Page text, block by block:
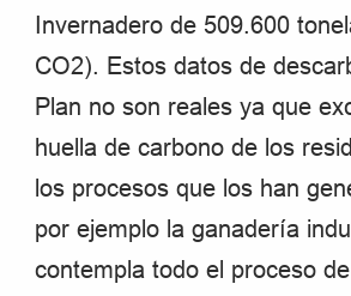
Invernadero de 509.600
CO2). Estos datos de
Plan no son reales ya que
huella de carbono de los
los procesos que los han
por ejemplo la ganadería
contempla todo el proceso